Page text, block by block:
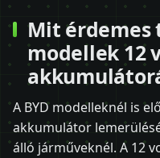
Mit érdemes
modellek 12
A BYD modelleknél is
akkumulátor
álló járműveknél. A 12